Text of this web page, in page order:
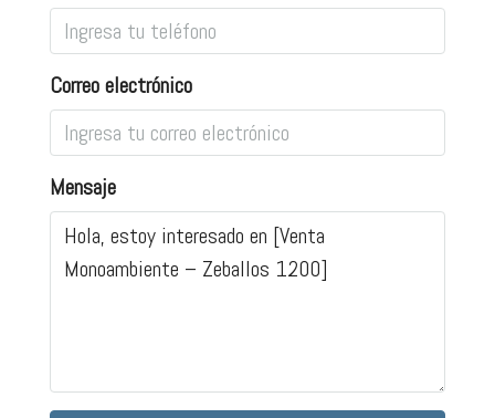
Correo electrónico
Mensaje